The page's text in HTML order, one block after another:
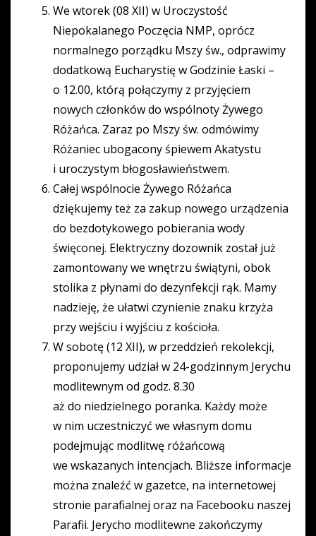
We wtorek (08 XII) w Uroczystość
Niepokalanego Poczęcia NMP, oprócz
normalnego porządku Mszy św., odprawimy
dodatkową Eucharystię w Godzinie Łaski –
o 12.00, którą połączymy z przyjęciem
nowych członków do wspólnoty Żywego
Różańca. Zaraz po Mszy św. odmówimy
Różaniec ubogacony śpiewem Akatystu
i uroczystym błogosławieństwem.
Całej wspólnocie Żywego Różańca
dziękujemy też za zakup nowego urządzenia
do bezdotykowego pobierania wody
święconej. Elektryczny dozownik został już
zamontowany we wnętrzu świątyni, obok
stolika z płynami do dezynfekcji rąk. Mamy
nadzieję, że ułatwi czynienie znaku krzyża
przy wejściu i wyjściu z kościoła.
W sobotę (12 XII), w przeddzień rekolekcji,
proponujemy udział w 24-godzinnym Jerychu
modlitewnym od godz. 8.30
aż do niedzielnego poranka. Każdy może
w nim uczestniczyć we własnym domu
podejmując modlitwę różańcową
we wskazanych intencjach. Bliższe informacje
można znaleźć w gazetce, na internetowej
stronie parafialnej oraz na Facebooku naszej
Parafii. Jerycho modlitewne zakończymy